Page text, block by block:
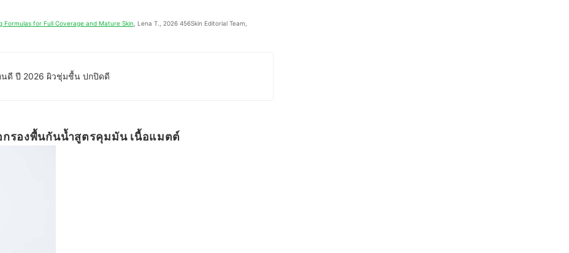
for Full Coverage and Mature Skin , Lena T., 2026 456Skin Editorial Team,
นดี ปี 2026 ผิวชุ่มชื้น ปกปิดดี
รองพื้นกันน้ำสูตรคุมมัน เนื้อแมตต์